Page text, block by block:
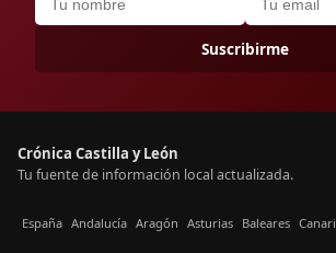
Suscribirme
Crónica Castilla y León
Tu fuente de información local actualizada.
España Andalucía Aragón Asturias Baleares